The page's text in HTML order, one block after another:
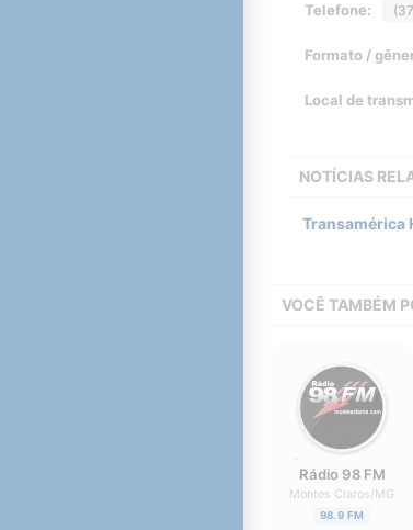
Telefone:
Formato /
Local de
NOTÍCIAS
Transamérica
VOCÊ TAMBÉM
Rádio 98 FM
Montes Claros/MG
98.9 FM